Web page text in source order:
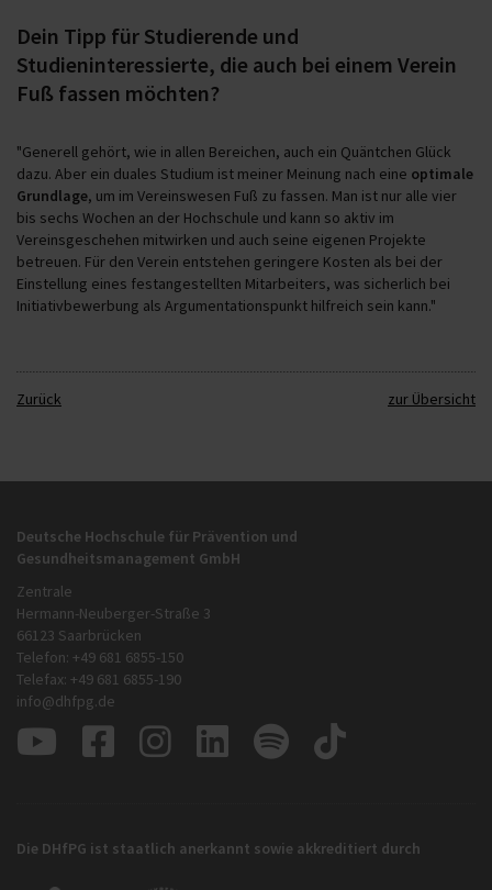
Dein Tipp für Studierende und
Studieninteressierte, die auch bei einem Verein
Fuß fassen möchten?
"Generell gehört, wie in allen Bereichen, auch ein Quäntchen Glück
dazu. Aber ein duales Studium ist meiner Meinung nach eine optimale
Grundlage, um im Vereinswesen Fuß zu fassen. Man ist nur alle vier
bis sechs Wochen an der Hochschule und kann so aktiv im
Vereinsgeschehen mitwirken und auch seine eigenen Projekte
betreuen. Für den Verein entstehen geringere Kosten als bei der
Einstellung eines festangestellten Mitarbeiters, was sicherlich bei
Initiativbewerbung als Argumentationspunkt hilfreich sein kann."
Zurück zur Übersicht
Deutsche Hochschule für Prävention und
Gesundheitsmanagement GmbH
Zentrale
Hermann-Neuberger-Straße 3
66123 Saarbrücken
Telefon: +49 681 6855-150
Telefax: +49 681 6855-190
info@dhfpg.de
Die DHfPG ist staatlich anerkannt sowie akkreditiert durch